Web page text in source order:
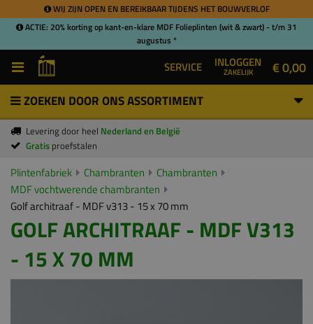
WIJ ZIJN OPEN EN BEREIKBAAR TIJDENS HET BOUWVERLOF
ACTIE: 20% korting op kant-en-klare MDF Folieplinten (wit & zwart) - t/m 31
augustus *
SERVICE INLOGGEN
ZAKELIJK € 0,00
ZOEKEN DOOR ONS ASSORTIMENT
Levering door heel Nederland en België
Gratis proefstalen
Plintenfabriek Chambranten
Chambranten
MDF vochtwerende chambranten
Golf architraaf - MDF v313 - 15 x 70 mm
GOLF ARCHITRAAF - MDF V313
- 15 X 70 MM